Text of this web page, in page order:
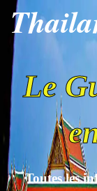
Le
Toutes les